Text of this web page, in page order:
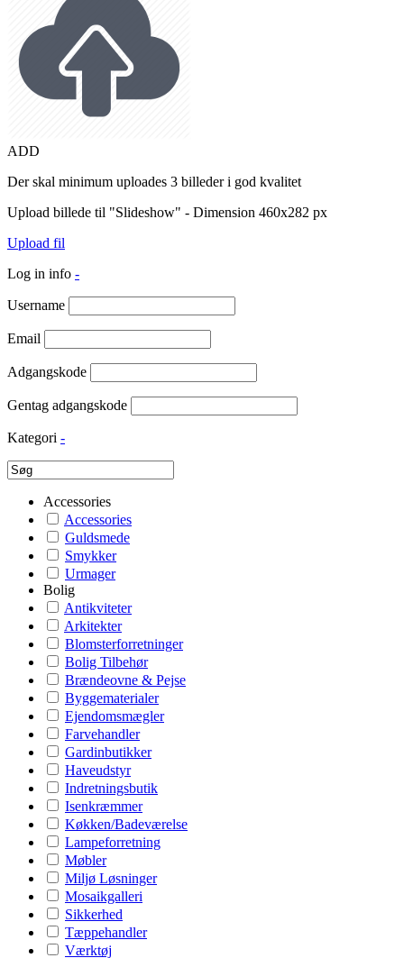
ADD
Der skal minimum uploades 3 billeder i god kvalitet
Upload billede til "Slideshow" - Dimension 460x282 px
Upload fil
Log in info -
Username
Email
Adgangskode
Gentag adgangskode
Kategori -
Accessories
Accessories
Guldsmede
Smykker
Urmager
Bolig
Antikviteter
Arkitekter
Blomsterforretninger
Bolig Tilbehør
Brændeovne & Pejse
Byggematerialer
Ejendomsmægler
Farvehandler
Gardinbutikker
Haveudstyr
Indretningsbutik
Isenkræmmer
Køkken/Badeværelse
Lampeforretning
Møbler
Miljø Løsninger
Mosaikgalleri
Sikkerhed
Tæppehandler
Værktøj